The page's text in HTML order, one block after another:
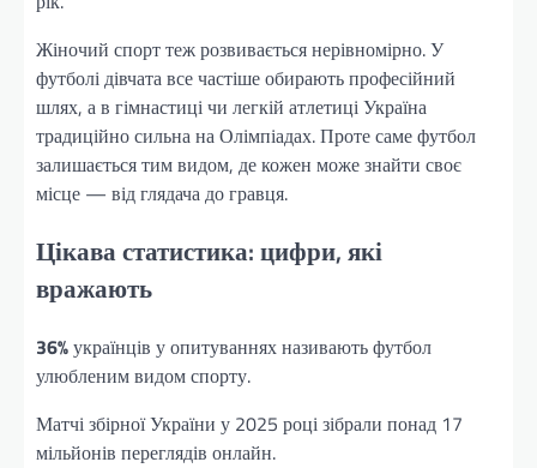
Жіночий спорт теж розвивається нерівномірно. У
футболі дівчата все частіше обирають професійний
шлях, а в гімнастиці чи легкій атлетиці Україна
традиційно сильна на Олімпіадах. Проте саме футбол
залишається тим видом, де кожен може знайти своє
місце — від глядача до гравця.
Цікава статистика: цифри, які
вражають
36%українців у опитуваннях називають футбол
улюбленим видом спорту.
Матчі збірної України у 2025 році зібрали понад 17
мільйонів переглядів онлайн.